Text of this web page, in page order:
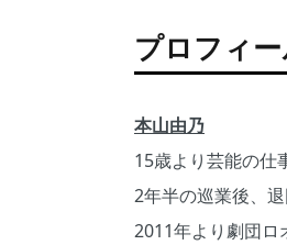
プロフィ
本山由乃
15歳より芸能の仕
2年半の巡業後、
2011年より劇団ロ